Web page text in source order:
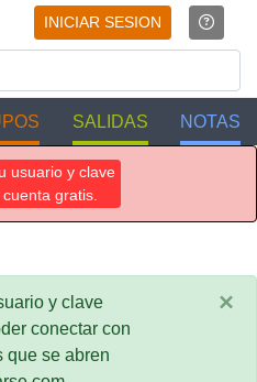
INICIAR SESION
SALIDAS NOTAS
usuario y clave
gratis.
y clave
conectar con
que se abren
×